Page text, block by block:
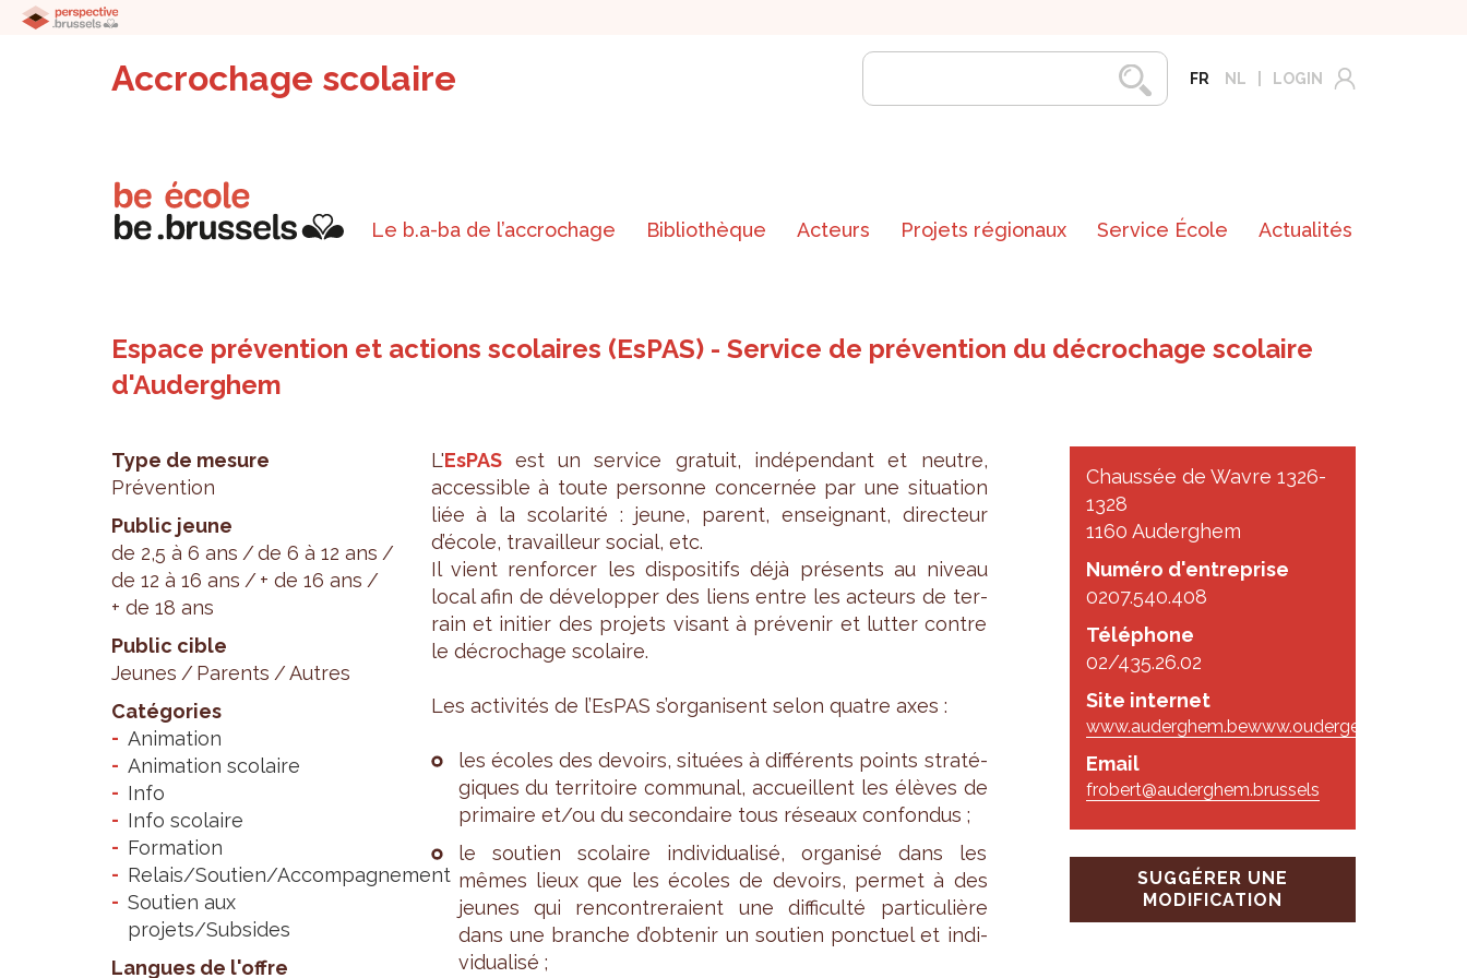
Accrochage scolaire FR NL LOGIN
Le b.a-ba de l’accrochage Bibliothèque Acteurs Projets régionaux Service École Actualités
Espace prévention et actions scolaires (EsPAS) - Service de prévention du décrochage scolaire
d'Auderghem
Type de mesure
Prévention
Public jeune
de 2,5 à 6 ans
de 6 à 12 ans
de 12 à 16 ans
+ de 16 ans
+ de 18 ans
Public cible
Jeunes
Parents
Autres
Catégories
Animation
Animation scolaire
Info
Info scolaire
Formation
Relais/Soutien/Accompagnement
Soutien aux
projets/Subsides
Langues de l'offre
Chaussée de Wavre 1326-
1328
1160 Auderghem
Numéro d'entreprise
0207.540.408
Téléphone
02/435.26.02
Site internet
www.auderghem.bewww.oudergem.be
Email
frobert@auderghem.brussels
SUGGÉRER UNE
MODIFICATION
L'EsPASest un ser­vice gra­tuit, indé­pen­dant et neutre,
acces­sible à toute per­sonne concer­née par une situa­tion
liée à la sco­la­rité : jeune, parent, ensei­gnant, direc­teur
d’école, tra­vailleur social, etc.
Il vient ren­for­cer les dis­po­si­tifs déjà pré­sents au niveau
local afin de déve­lop­per des liens entre les acteurs de ter­
rain et ini­tier des pro­jets visant à pré­ve­nir et lut­ter contre
le décro­chage sco­laire.
Les acti­vi­tés de l’Es­PAS s’or­ga­nisent selon quatre axes :
les écoles des devoirs, situées à dif­fé­rents points stra­té­
giques du ter­ri­toire com­mu­nal, accueillent les élèves de
pri­maire et/ou du secon­daire tous réseaux confon­dus ;
le sou­tien sco­laire indi­vi­dua­lisé, orga­nisé dans les
mêmes lieux que les écoles de devoirs, per­met à des
jeunes qui ren­con­tre­raient une dif­fi­culté par­ti­cu­lière
dans une branche d’ob­te­nir un sou­tien ponc­tuel et indi­
vi­dua­lisé ;